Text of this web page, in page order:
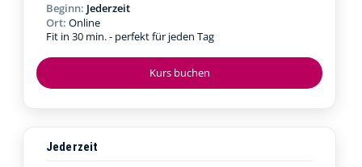
Kurs buchen
Beginn: Jederzeit
Ort: Online
Fit in 30 min. - perfekt für jeden Tag
Jederzeit